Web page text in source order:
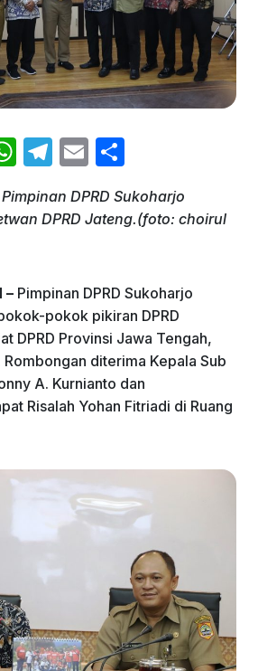
W
at
p
p
T
e
m
E
ai ar
e
Pimpinan DPRD Sukoharjo
DPRD Jateng.(foto: choirul
– Pimpinan DPRD Sukoharjo
pokok pikiran DPRD
DPRD Provinsi Jawa Tengah,
diterima Kepala Sub
A. Kurnianto dan
Risalah Yohan Fitriadi di Ruang